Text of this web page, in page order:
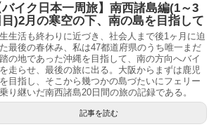
バイク日本一周旅】南西諸島編(1～3
目)2月の寒空の下、南の島を目指して
生活も終わりに近づき、社会人まで後1ヶ月に迫
最後の春休み、私は47都道府県のうち唯一まだ
の地であった沖縄を目指して、南の方向へバイ
走らせ、最後の旅に出る。大阪からまずは鹿児
目指し、そこから幾つかの島づたいにフェリー
り継いだ南西諸島20日間の旅の記録である。
記事を読む